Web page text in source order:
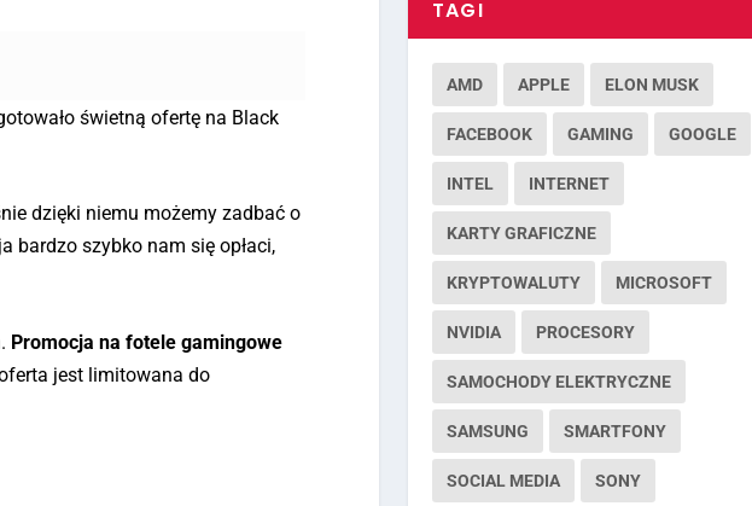
świetną ofertę na Black
dzięki niemu możemy zadbać o
bardzo szybko nam się opłaci,
Promocja na fotele gamingowe
jest limitowana do
TAGI
AMD APPLE ELON MUSK
FACEBOOK GAMING GOOGLE
INTEL INTERNET
KARTY GRAFICZNE
KRYPTOWALUTY MICROSOFT
NVIDIA PROCESORY
SAMOCHODY ELEKTRYCZNE
SAMSUNG SMARTFONY
SOCIAL MEDIA SONY